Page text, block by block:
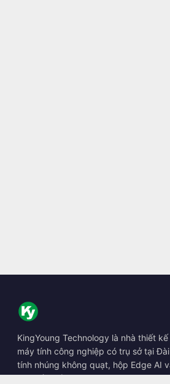
KingYoung Technology là nhà thiết
máy tính công nghiệp có trụ sở tại
tính nhúng không quạt, hộp Edge AI
toán bền bỉ.